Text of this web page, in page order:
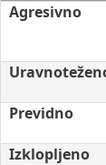
Agresivno
Previdno
Izklopljeno